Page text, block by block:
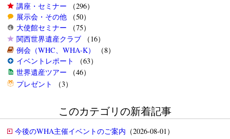
講座・セミナー （296）
展示会・その他（50）
大使館セミナー （75）
関西世界遺産クラブ（16）
例会（WHC、WHA-K）
（8）
イベントレポート
（63）
世界遺産ツアー （46）
プレゼント
（3）
このカテゴリの新着記事
今後のWHA主催イベントのご案内 （2026-08-01）